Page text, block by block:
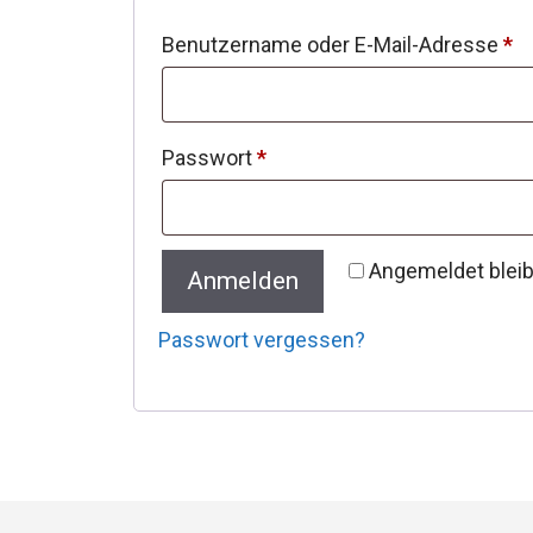
Benutzername oder E-Mail-Adresse *
Passwort*Erforderlich
Angemeldet
Anmelden
Passwort vergessen?